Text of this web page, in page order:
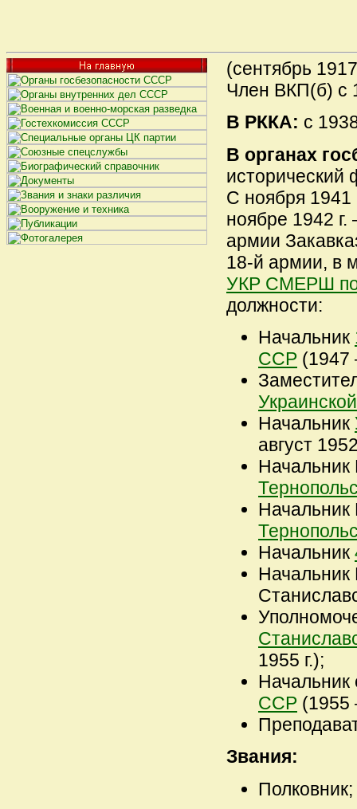
(сентябрь
Член ВКП(б) с
В РККА: с
В органах
исторический
С ноября
ноябре 1942
армии
18-й армии, в
УКР СМЕРШ по
должности:
Начальник
ССР (1947
Начальник
август
Начальник
1955 г.);
Начальник
ССР (1955
Звания:
Полковник;